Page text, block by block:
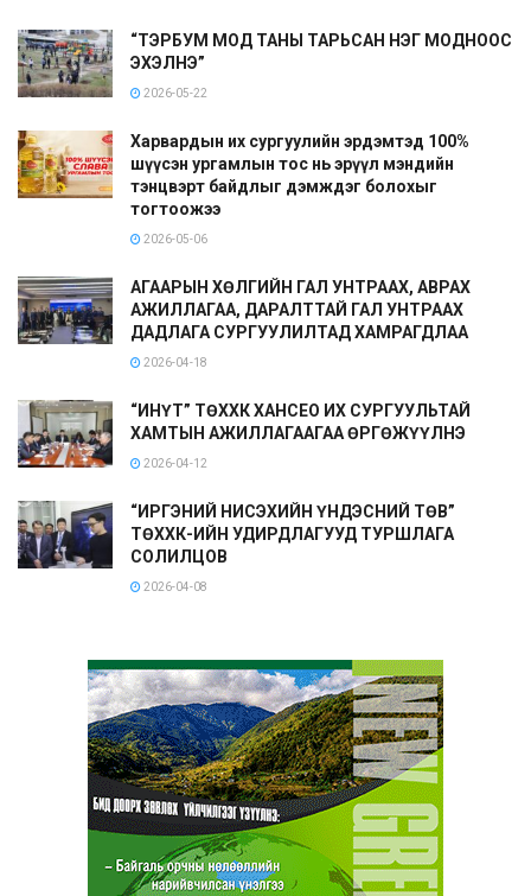
“ТЭРБУМ МОД ТАНЫ ТАРЬСАН НЭГ МОДНООС
ЭХЭЛНЭ”
2026-05-22
Харвардын их сургуулийн эрдэмтэд 100%
шүүсэн ургамлын тос нь эрүүл мэндийн
тэнцвэрт байдлыг дэмждэг болохыг
тогтоожээ
2026-05-06
АГААРЫН ХӨЛГИЙН ГАЛ УНТРААХ, АВРАХ
АЖИЛЛАГАА, ДАРАЛТТАЙ ГАЛ УНТРААХ
ДАДЛАГА СУРГУУЛИЛТАД ХАМРАГДЛАА
2026-04-18
“ИНҮТ” ТӨХХК ХАНСЕО ИХ СУРГУУЛЬТАЙ
ХАМТЫН АЖИЛЛАГААГАА ӨРГӨЖҮҮЛНЭ
2026-04-12
“ИРГЭНИЙ НИСЭХИЙН ҮНДЭСНИЙ ТӨВ”
ТӨХХК-ИЙН УДИРДЛАГУУД ТУРШЛАГА
СОЛИЛЦОВ
2026-04-08